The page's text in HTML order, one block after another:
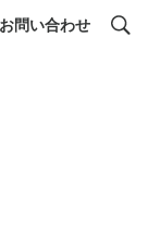
お問い合わせ